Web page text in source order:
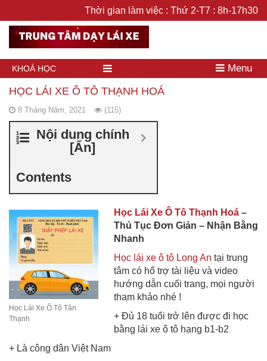
Thời gian làm việc : Thứ 2-T7 : 8h-17h30
KHOÁ HỌC Menu
HỌC LÁI XE Ô TÔ THẠNH HOÁ
8 Tháng Năm, 2021 (115)
Nội dung chính
[Ẩn]
Contents
Học Lái Xe Ô Tô Tân
Thạnh
Học Lái Xe Ô Tô Thạnh Hoá–
Thủ Tục Đơn Giản – Nhận Bằng
Nhanh
Học lái xe ô tô Long An tại trung
tâm có hổ trợ tài liệu và video
hướng dẫn cuối trang, mọi người
tham khảo nhé !
+ Đủ 18 tuổi trở lên được đi học
bằng lái xe ô tô hạng b1-b2
+ Là công dân Việt Nam